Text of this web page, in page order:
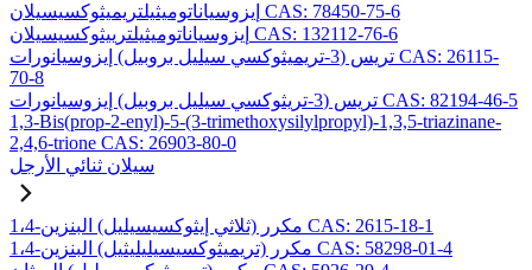
إيزوسياناتوميثيلتريميثوكسيسيلان CAS: 78450-75-6
إيزوسياناتوميثيلترييثوكسيسيلان CAS: 132112-76-6
تريس (3-تريميثوكسي سيليل بروبيل) إيزوسيانورات CAS: 26115-
70-8
تريس (3-تريثوكسي سيليل بروبيل) إيزوسيانورات CAS: 82194-46-5
1,3-Bis(prop-2-enyl)-5-(3-trimethoxysilylpropyl)-1,3,5-triazinane-
2,4,6-trione CAS: 26903-80-0
سيلان ثنائي الأرجل
1،4-مكرر (ثلاثي إيثوكسيسيليل) البنزين CAS: 2615-18-1
1،4-مكرر (تريميثوكسيسيليليثيل) البنزين CAS: 58298-01-4